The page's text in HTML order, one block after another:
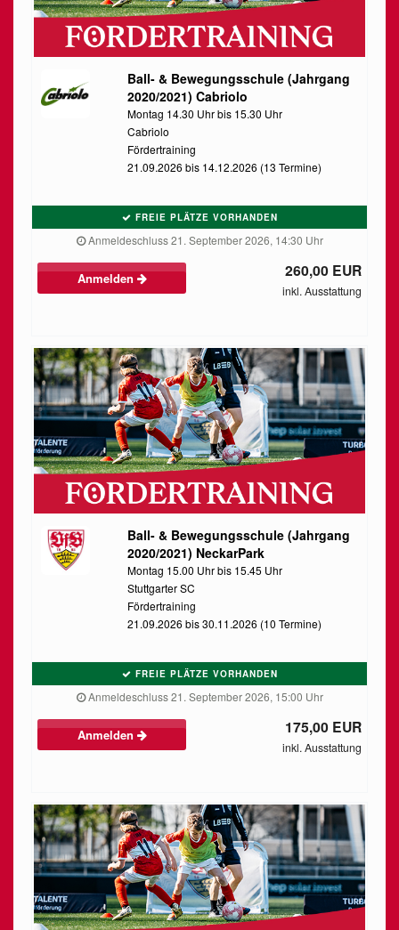
Ball- & Bewegungsschule (Jahrgang
2020/2021) Cabriolo
Montag 14.30 Uhr bis 15.30 Uhr
Cabriolo
Fördertraining
21.09.2026 bis 14.12.2026 (13 Termine)
FREIE PLÄTZE VORHANDEN
Anmeldeschluss 21. September 2026, 14:30 Uhr
Anmelden 260,00 EUR
inkl. Ausstattung
Ball- & Bewegungsschule (Jahrgang
2020/2021) NeckarPark
Montag 15.00 Uhr bis 15.45 Uhr
Stuttgarter SC
Fördertraining
21.09.2026 bis 30.11.2026 (10 Termine)
FREIE PLÄTZE VORHANDEN
Anmeldeschluss 21. September 2026, 15:00 Uhr
Anmelden 175,00 EUR
inkl. Ausstattung